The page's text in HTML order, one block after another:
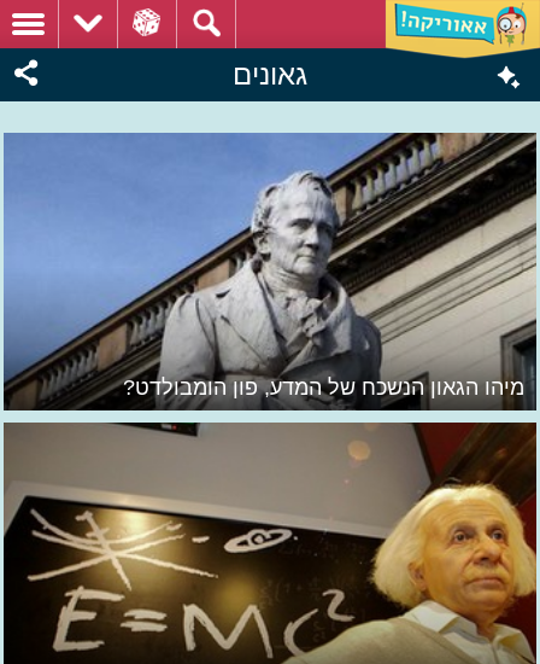
גאונים
מיהו הגאון הנשכח של המדע, פון הומבולדט?